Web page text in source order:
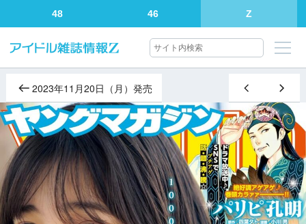
48 46 Z
2023年11月20日（月）発売